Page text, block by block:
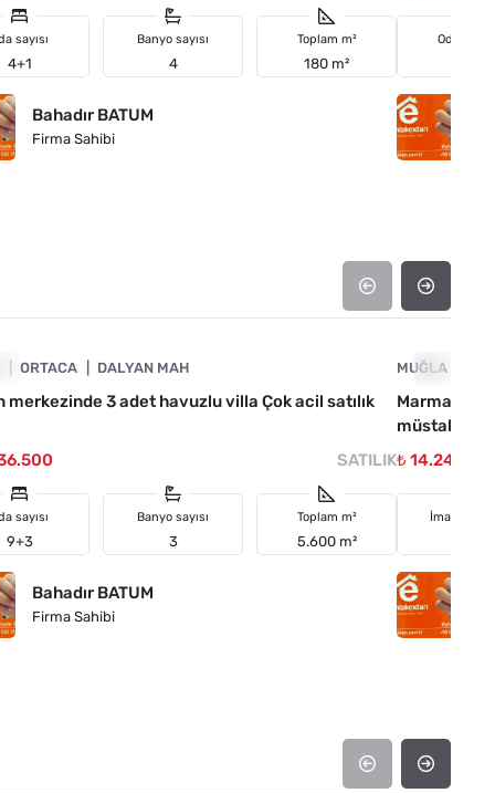
sayısı
4+1
Banyo sayısı
4
Toplam m²
180 m²
Bahadır BATUM
Firma Sahibi
Oda
ORTACA DALYAN MAH
merkezinde 3 adet havuzlu villa Çok acil satılık
SATILIK
sayısı
9+3
Banyo sayısı
3
Toplam m²
5.600 m²
Bahadır BATUM
Firma Sahibi
ACIL
MUĞLA
Marmaris
müstakil
₺
İmar